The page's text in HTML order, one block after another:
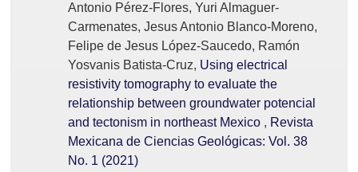
Antonio Pérez-Flores, Yuri Almaguer-
Carmenates, Jesus Antonio Blanco-Moreno,
Felipe de Jesus López-Saucedo, Ramón
Yosvanis Batista-Cruz, Using electrical
resistivity tomography to evaluate the
relationship between groundwater potencial
and tectonism in northeast Mexico , Revista
Mexicana de Ciencias Geológicas: Vol. 38
No. 1 (2021)